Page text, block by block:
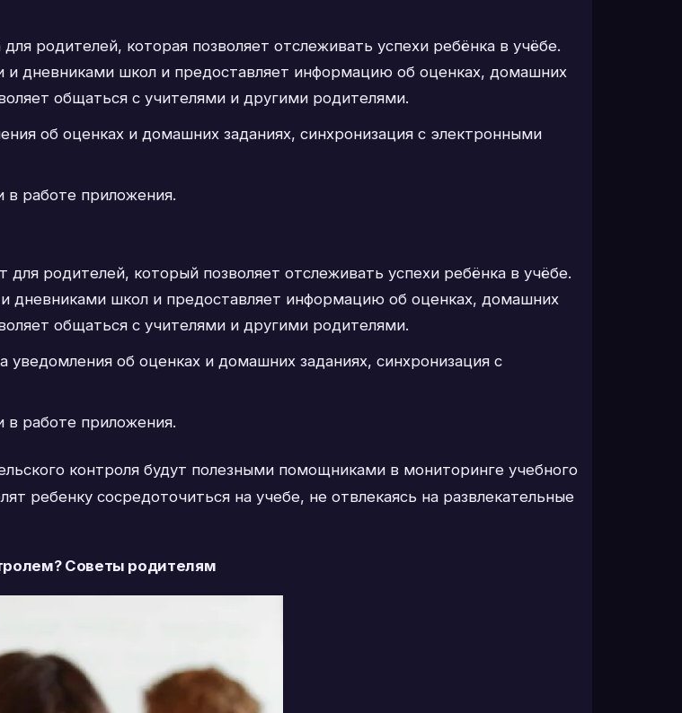
родителей, которая позволяет отслеживать успехи ребёнка в учёбе.
и дневниками школ и предоставляет информацию об оценках, домашних
общаться с учителями и другими родителями.
об оценках и домашних заданиях, синхронизация с электронными
в работе приложения.
родителей, который позволяет отслеживать успехи ребёнка в учёбе.
дневниками школ и предоставляет информацию об оценках, домашних
общаться с учителями и другими родителями.
об оценках и домашних заданиях, синхронизация с
в работе приложения.
контроля будут полезными помощниками в мониторинге учебного
ребенку сосредоточиться на учебе, не отвлекаясь на развлекательные
Советы родителям